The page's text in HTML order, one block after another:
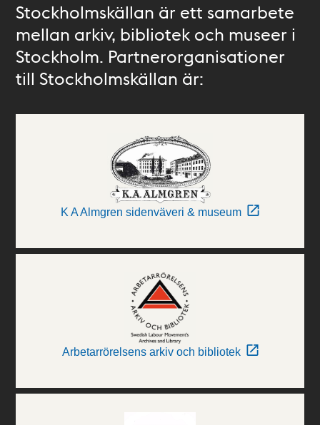
Stockholmskällan är ett samarbete
mellan arkiv, bibliotek och museer i
Stockholm. Partnerorganisationer
till Stockholmskällan är:
K A Almgren sidenväveri & museum
Arbetarrörelsens arkiv och bibliotek